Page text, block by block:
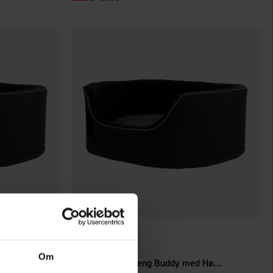
Om Dogman Hundeseng Buddy med Høj Kant S